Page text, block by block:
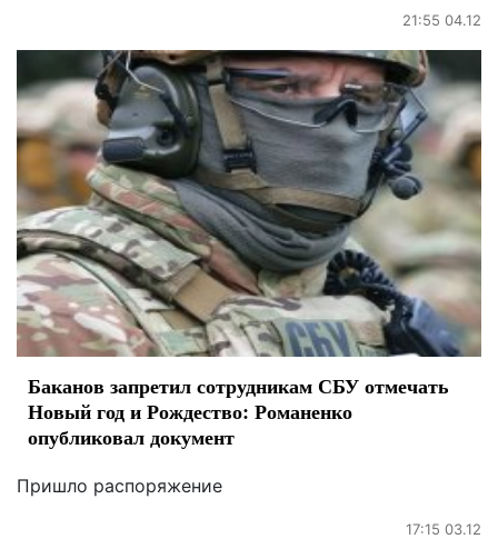
21:55 04.12
Баканов запретил сотрудникам СБУ отмечать
Новый год и Рождество: Романенко
опубликовал документ
Пришло распоряжение
17:15 03.12